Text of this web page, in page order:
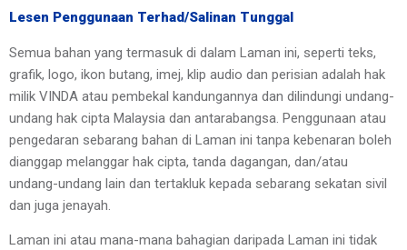
Lesen Penggunaan Terhad/Salinan Tunggal
Semua bahan yang termasuk di dalam Laman ini, seperti teks,
grafik, logo, ikon butang, imej, klip audio dan perisian adalah hak
milik VINDA atau pembekal kandungannya dan dilindungi undang-
undang hak cipta Malaysia dan antarabangsa. Penggunaan atau
pengedaran sebarang bahan di Laman ini tanpa kebenaran boleh
dianggap melanggar hak cipta, tanda dagangan, dan/atau
undang-undang lain dan tertakluk kepada sebarang sekatan sivil
dan juga jenayah.
Laman ini atau mana-mana bahagian daripada Laman ini tidak